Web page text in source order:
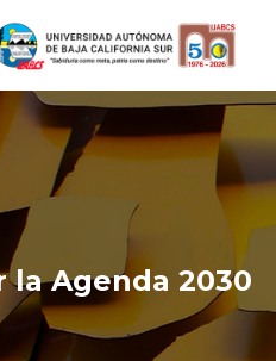
la Agenda 2030